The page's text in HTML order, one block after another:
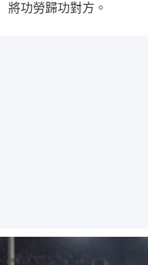
將功勞歸功對方。